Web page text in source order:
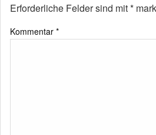
Erforderliche Felder sind mit*
Kommentar *